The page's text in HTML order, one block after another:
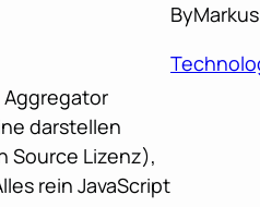
Aggregator
darstellen
Source Lizenz),
rein JavaScript
By